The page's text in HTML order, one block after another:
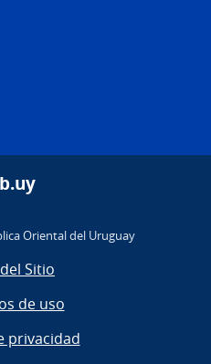
Oriental del Uruguay
Sitio
de uso
privacidad